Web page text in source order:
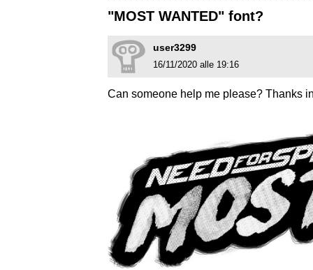
"MOST WANTED" font?
user3299
16/11/2020 alle 19:16
Can someone help me please? Thanks